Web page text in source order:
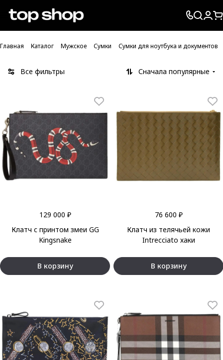
Проверка хлебных крошек
Главная Каталог Мужское Сумки Сумки для ноутбука и документов
Все фильтры Сначала популярные
129 000 ₽
Клатч с принтом змеи GG
Kingsnake
В корзину
76 600 ₽
Клатч из телячьей кожи
Intrecciato хаки
В корзину